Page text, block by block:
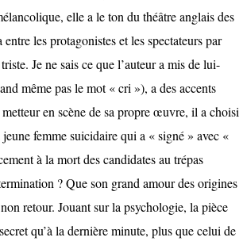
elle a le ton du théâtre anglais des
les protagonistes et les spectateurs par
Je ne sais ce que l’auteur a mis de lui-
même pas le mot « cri »), a des accents
en scène de sa propre œuvre, il a choisi
femme suicidaire qui a « signé » avec «
à la mort des candidates au trépas
? Que son grand amour des origines
retour. Jouant sur la psychologie, la pièce
qu’à la dernière minute, plus que celui de